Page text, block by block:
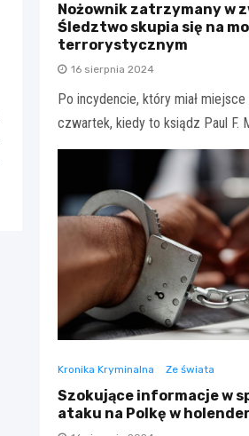
Nożownik zatrzymany w
Śledztwo skupia się na
terrorystycznym
16 sierpnia 2024
Po incydencie, który miał
czwartek, kiedy to ksiądz Paul F.
Kronika Kryminalna Ze świata
Szokujące informacje w
ataku na Polkę w